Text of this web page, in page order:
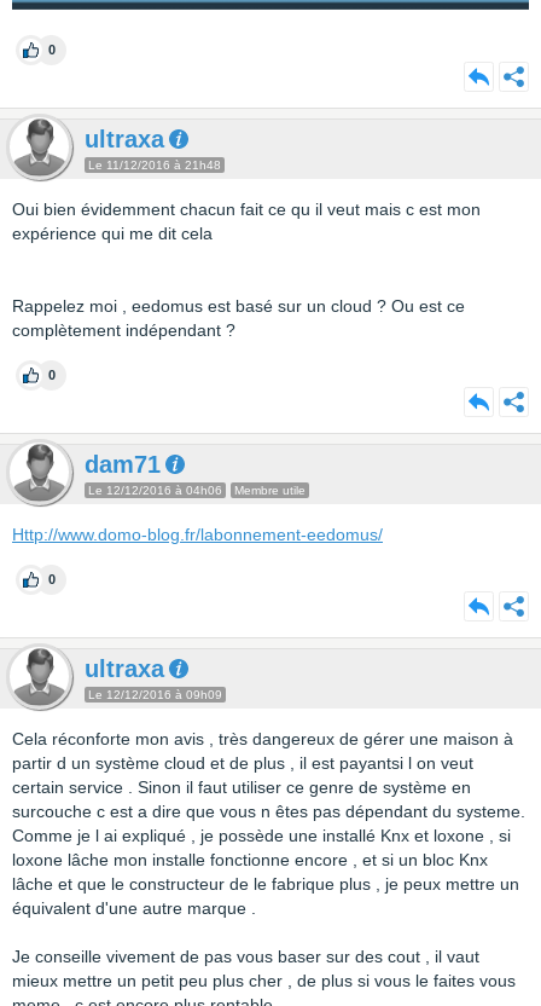
0
ultraxa
Le 11/12/2016 à 21h48
Oui bien évidemment chacun fait ce qu il veut mais c est mon
expérience qui me dit cela
Rappelez moi , eedomus est basé sur un cloud ? Ou est ce
complètement indépendant ?
0
dam71
Le 12/12/2016 à 04h06 Membre utile
Http://www.domo-blog.fr/labonnement-eedomus/
0
ultraxa
Le 12/12/2016 à 09h09
Cela réconforte mon avis , très dangereux de gérer une maison à
partir d un système cloud et de plus , il est payantsi l on veut
certain service . Sinon il faut utiliser ce genre de système en
surcouche c est a dire que vous n êtes pas dépendant du systeme.
Comme je l ai expliqué , je possède une installé Knx et loxone , si
loxone lâche mon installe fonctionne encore , et si un bloc Knx
lâche et que le constructeur de le fabrique plus , je peux mettre un
équivalent d'une autre marque .
Je conseille vivement de pas vous baser sur des cout , il vaut
mieux mettre un petit peu plus cher , de plus si vous le faites vous